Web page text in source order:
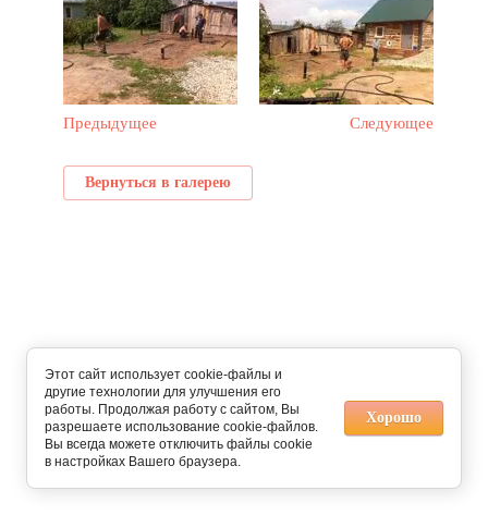
Предыдущее Следующее
Вернуться в галерею
Этот сайт использует cookie-файлы и
другие технологии для улучшения его
работы. Продолжая работу с сайтом, Вы
разрешаете использование cookie-файлов.
Вы всегда можете отключить файлы cookie
в настройках Вашего браузера.
Хорошо